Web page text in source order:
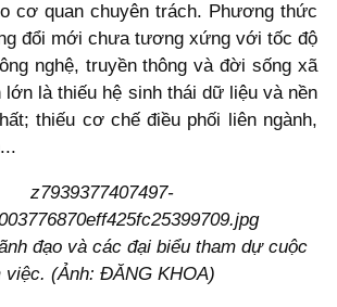
cơ quan chuyên trách. Phương thức
đổi mới chưa tương xứng với tốc độ
nghệ, truyền thông và đời sống xã
lớn là thiếu hệ sinh thái dữ liệu và nền
thiếu cơ chế điều phối liên ngành,
đạo và các đại biểu tham dự cuộc
việc. (Ảnh: ĐĂNG KHOA)